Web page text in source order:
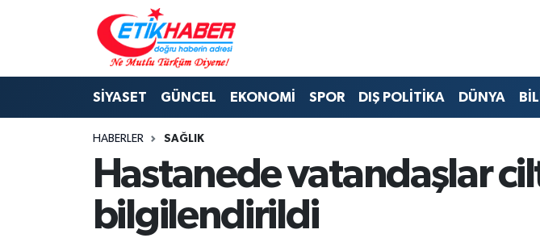
SİYASET GÜNCEL EKONOMİ SPOR DIŞ POLİTİKA DÜNYA
HABERLER SAĞLIK
Hastanede vatandaşlar
bilgilendirildi
BİLİM-TEKNOLOJİ
DIŞ POLİTİKA
EĞİTİM GENÇLİK
EKONOMİ
Nöbetçi Eczaneler
Hava Durumu
İstanbul Namaz Vakitleri
Trafik Durumu
Süper Lig Puan Durumu ve Fikstür